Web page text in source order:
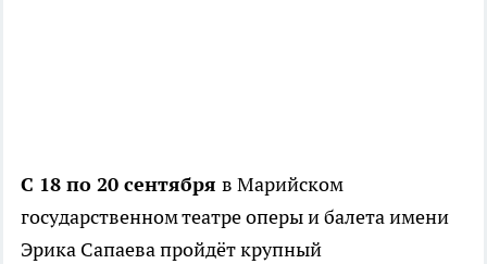
С 18 по 20 сентября в Марийском
государственном театре оперы и балета имени
Эрика Сапаева пройдёт крупный